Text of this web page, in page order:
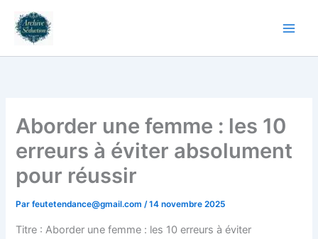
contenu
Aborder une femme : les 10
erreurs à éviter absolument
pour réussir
Parfeutetendance@gmail.com/14 novembre 2025
Titre : Aborder une femme : les 10 erreurs à éviter